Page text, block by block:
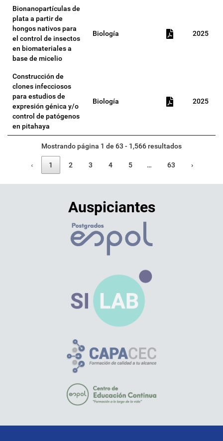
Bionanopartículas de
plata a partir de
hongos nativos para
el control de insectos
en biomateriales a
base de micelio
Biología 2025
Construcción de
clones infecciosos
para estudios de
expresión génica y/o
control de patógenos
en pitahaya
Biología 2025
Mostrando página 1 de 63 - 1,566 resultados
‹ 1 2 3 4 5 … 63 ›
Auspiciantes